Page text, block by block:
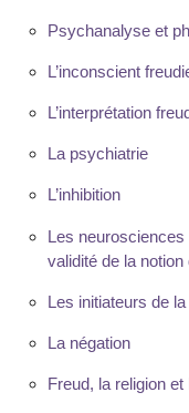
Psychanalyse et
L’inconscient
L’interprétation
La psychiatrie
L’inhibition
Les
validité de la notion
Les initiateurs de
La négation
Freud, la religion et